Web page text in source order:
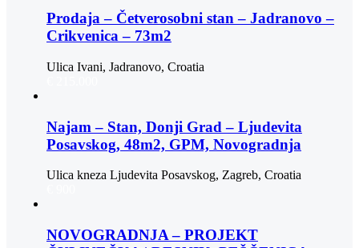
Prodaja – Četverosobni stan – Jadranovo –
Crikvenica – 73m2
Ulica Ivani, Jadranovo, Croatia
Najam – Stan, Donji Grad – Ljudevita
Posavskog, 48m2, GPM, Novogradnja
Ulica kneza Ljudevita Posavskog, Zagreb, Croatia
NOVOGRADNJA – PROJEKT